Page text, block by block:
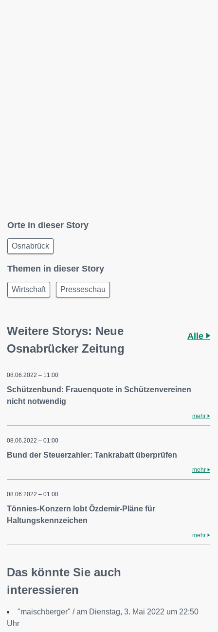
Orte in dieser Story
Osnabrück
Themen in dieser Story
Wirtschaft Presseschau
Weitere Storys: Neue
Osnabrücker Zeitung
Alle
08.06.2022 – 11:00
Schützenbund: Frauenquote in Schützenvereinen
nicht notwendig
mehr
08.06.2022 – 01:00
Bund der Steuerzahler: Tankrabatt überprüfen
mehr
08.06.2022 – 01:00
Tönnies-Konzern lobt Özdemir-Pläne für
Haltungskennzeichen
mehr
Das könnte Sie auch
interessieren
"maischberger" / am Dienstag, 3. Mai 2022 um 22:50
Uhr